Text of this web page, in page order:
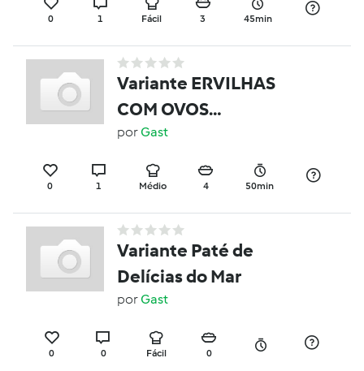
0 1 Fácil 3 45min
Variante ERVILHAS
COM OVOS
ESCALFADOS
porGast
0 1 Médio 4 50min
Variante Paté de
Delícias do Mar
porGast
0 0 Fácil 0